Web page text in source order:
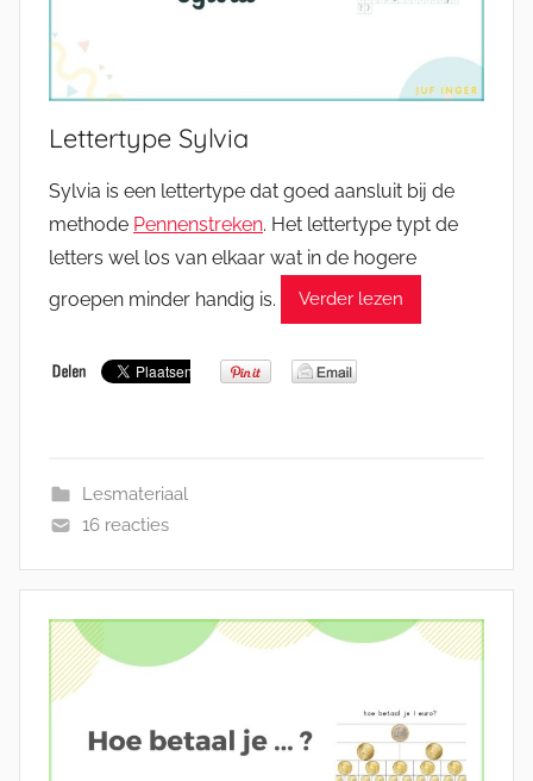
Lettertype Sylvia
Sylvia is een lettertype dat goed aansluit bij de
methode Pennenstreken. Het lettertype typt de
letters wel los van elkaar wat in de hogere
groepen minder handig is.
Verder lezen
Lesmateriaal
16 reacties